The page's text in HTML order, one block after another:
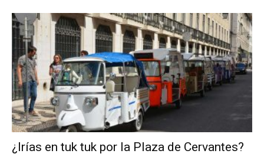
¿Irías en tuk tuk por la Plaza de Cervantes?